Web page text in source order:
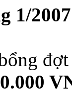
1/